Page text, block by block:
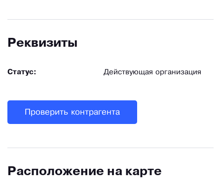
Реквизиты
Статус: Действующая организация
Проверить контрагента
Расположение на карте